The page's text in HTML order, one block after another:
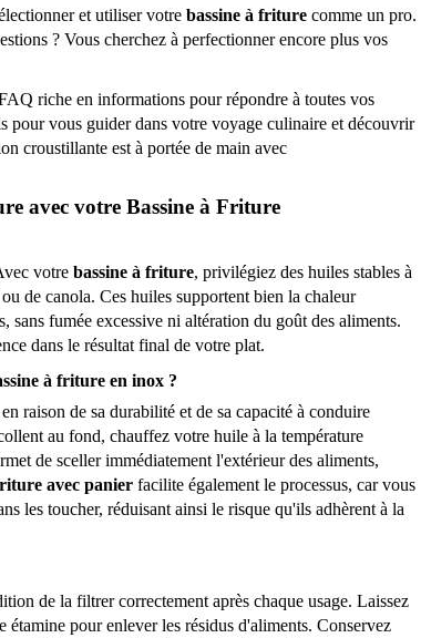
et utiliser votre bassine à friture comme un pro.
? Vous cherchez à perfectionner encore plus vos
riche en informations pour répondre à toutes vos
pour vous guider dans votre voyage culinaire et découvrir
croustillante est à portée de main avec
avec votre Bassine à Friture
votre bassine à friture, privilégiez des huiles stables à
de canola. Ces huiles supportent bien la chaleur
sans fumée excessive ni altération du goût des aliments.
dans le résultat final de votre plat.
à friture en inox ?
raison de sa durabilité et de sa capacité à conduire
au fond, chauffez votre huile à la température
de sceller immédiatement l'extérieur des aliments,
avec panier facilite également le processus, car vous
les toucher, réduisant ainsi le risque qu'ils adhèrent à la
de la filtrer correctement après chaque usage. Laissez
pour enlever les résidus d'aliments. Conservez